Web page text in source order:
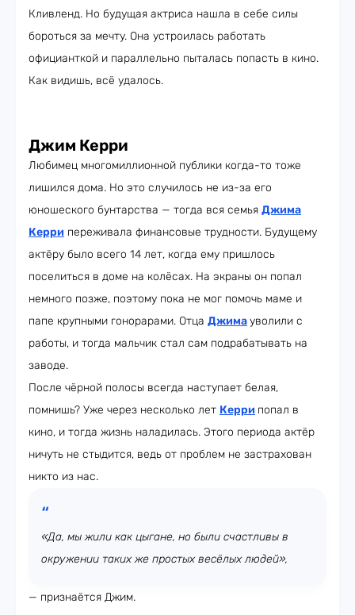
Кливленд. Но будущая актриса нашла в себе силы
бороться за мечту. Она устроилась работать
официанткой и параллельно пыталась попасть в кино.
Как видишь, всё удалось.
Джим Керри
Любимец многомиллионной публики когда-то тоже
лишился дома. Но это случилось не из-за его
юношеского бунтарства — тогда вся семья Джима
Керри переживала финансовые трудности. Будущему
актёру было всего 14 лет, когда ему пришлось
поселиться в доме на колёсах. На экраны он попал
немного позже, поэтому пока не мог помочь маме и
папе крупными гонорарами. Отца Джимауволили с
работы, и тогда мальчик стал сам подрабатывать на
заводе.
После чёрной полосы всегда наступает белая,
помнишь? Уже через несколько лет Керри попал в
кино, и тогда жизнь наладилась. Этого периода актёр
ничуть не стыдится, ведь от проблем не застрахован
никто из нас.
«Да, мы жили как цыгане, но были счастливы в
окружении таких же простых весёлых людей»,
— признаётся Джим.